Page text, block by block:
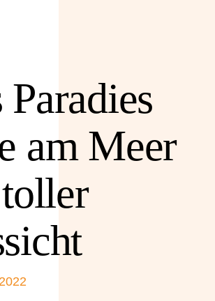
Paradies
am Meer